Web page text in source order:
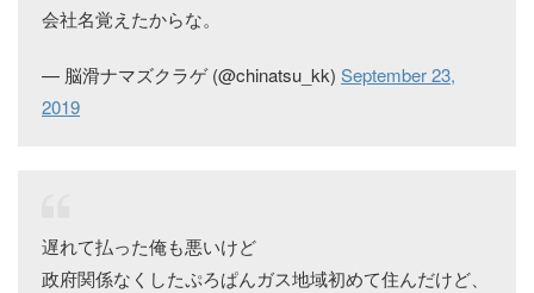
会社名覚えたからな。
— 脳滑ナマズクラゲ (@chinatsu_kk) September 23,
2019
遅れて払った俺も悪いけど
政府関係なくしたぷろぱんガス地域初めて住んだけど、